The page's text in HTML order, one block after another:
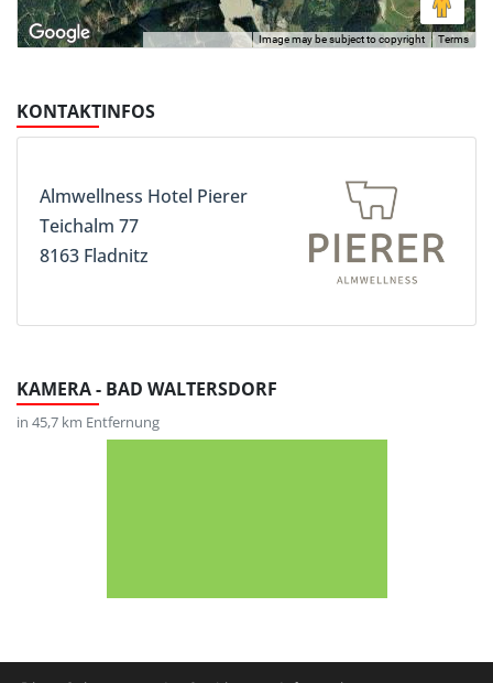
Image may be subject to copyright Terms
KONTAKTINFOS
Almwellness Hotel Pierer
Teichalm 77
8163 Fladnitz
KAMERA - BAD WALTERSDORF
in 45,7 km Entfernung